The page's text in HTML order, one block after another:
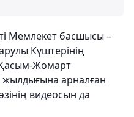
Мемлекет басшысы –
Күштерінің
Жомарт
жылдығына арналған
видеосын да